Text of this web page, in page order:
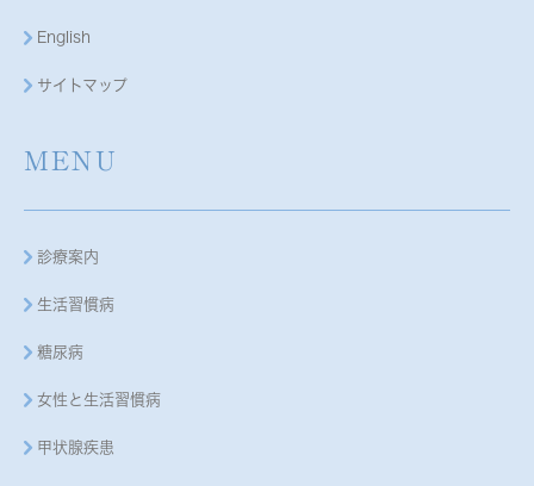
English
サイトマップ
MENU
診療案内
生活習慣病
糖尿病
女性と生活習慣病
甲状腺疾患